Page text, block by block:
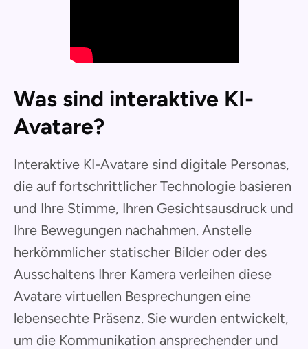
Was sind interaktive KI-
Avatare?
Interaktive KI-Avatare sind digitale Personas,
die auf fortschrittlicher Technologie basieren
und Ihre Stimme, Ihren Gesichtsausdruck und
Ihre Bewegungen nachahmen. Anstelle
herkömmlicher statischer Bilder oder des
Ausschaltens Ihrer Kamera verleihen diese
Avatare virtuellen Besprechungen eine
lebensechte Präsenz. Sie wurden entwickelt,
um die Kommunikation ansprechender und